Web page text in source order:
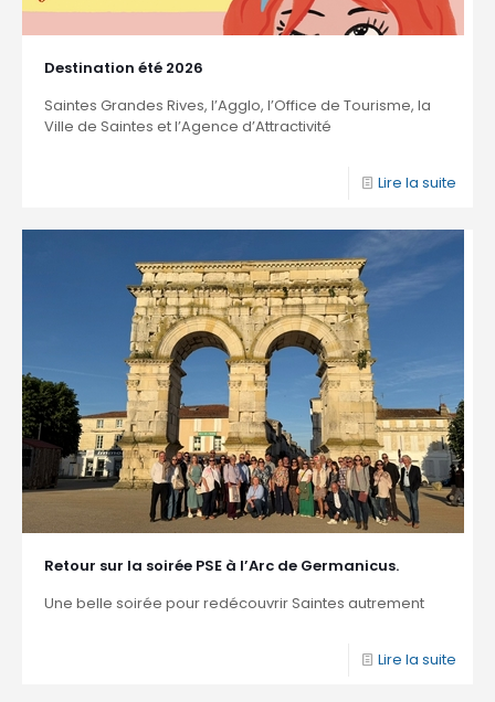
Destination été 2026
Saintes Grandes Rives, l’Agglo, l’Office de Tourisme, la
Ville de Saintes et l’Agence d’Attractivité
Lire la suite
Retour sur la soirée PSE à l’Arc de Germanicus.
Une belle soirée pour redécouvrir Saintes autrement
Lire la suite